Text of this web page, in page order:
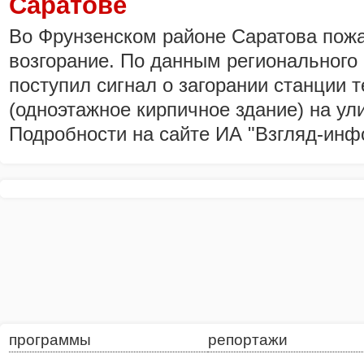
Во Фрунзенском районе Саратова
возгорание. По данным
поступил сигнал о загорании станции
(одноэтажное кирпичное здание) на
Подробности на сайте ИА "Взгляд-
программы репортажи